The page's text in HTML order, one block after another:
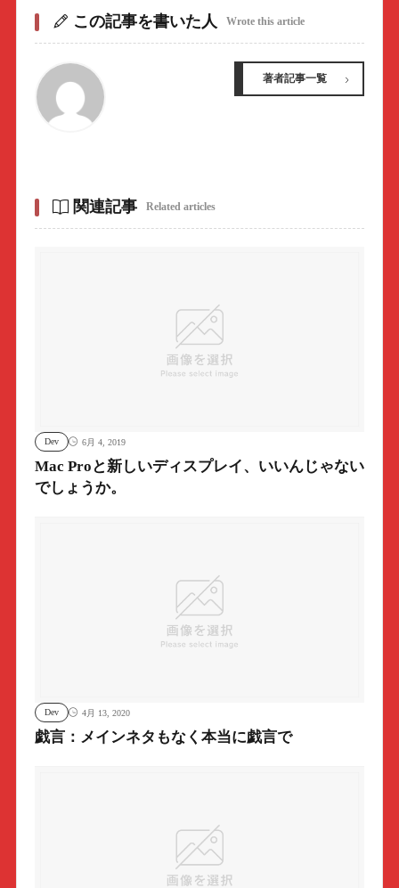
この記事を書いた人 Wrote this article
著者記事一覧
関連記事 Related articles
Dev 6月 4, 2019
Mac Proと新しいディスプレイ、いいんじゃない
でしょうか。
Dev 4月 13, 2020
戯言：メインネタもなく本当に戯言で